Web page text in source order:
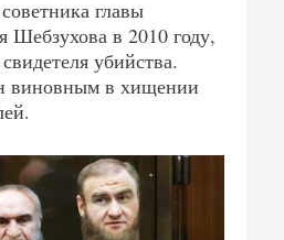
главы
Шебзухова в 2010 году,
убийства.
виновным в хищении